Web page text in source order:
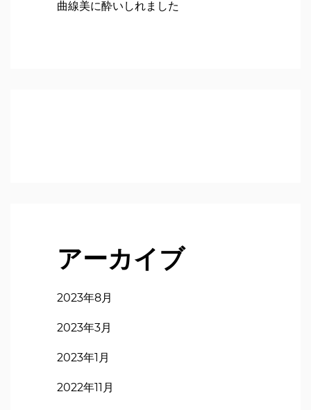
曲線美に酔いしれました
アーカイブ
2023年8月
2023年3月
2023年1月
2022年11月